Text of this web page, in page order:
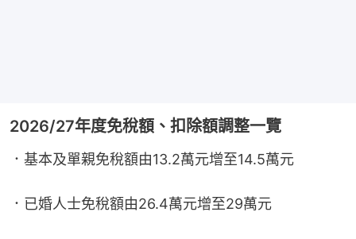
2026/27年度免稅額、扣除額調整一覽
．基本及單親免稅額由13.2萬元增至14.5萬元
．已婚人士免稅額由26.4萬元增至29萬元